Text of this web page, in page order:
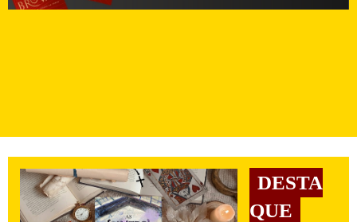
DESTA
QUE